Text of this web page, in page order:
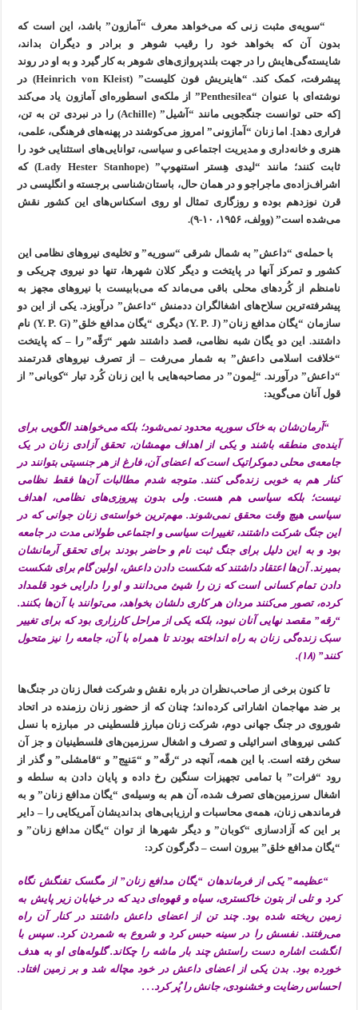
“سویه‌ی مثبت زنی که می‌خواهد معرف “آمازون” باشد، این است که
بدون آن که بخواهد خود را رقیب شوهر و برادر و دیگران بداند،
شایسته‌گی‌‌هایش را در جهت بلندپروازی‌های شوهر به کار گیرد و به او در روند
پیشرفت، کمک کند. “هاینریش فون کلیست” (Heinrich von Kleist) در
نوشته‌ای با عنوان “Penthesilea” از ملکه‌ی اسطوره‌ای آمازون یاد می‌کند
[که حتی توانست جنگجویی مانند “آشیل” (Achille) را در نبردی تن به تن،
فراری دهد]. اما زنان “آمازونی” امروز می‌کوشند در پهنه‌های فرهنگی، علمی،
هنری و خانه‌داری و مدیریت اجتماعی و سیاسی، توانایی‌های استثنایی خود را
ثابت کنند؛ مانند “لیدی هِستر استنهوپ” (Lady Hester Stanhope) که
اشراف‌زاده‌ی ماجراجو و در همان حال، باستان‌شناسی برجسته و انگلیسی در
قرن نوزدهم بوده و روزگاری تمثال او روی اسکناس‌های این کشور نقش
می‌شده است” (وولف، ۱۹۵۶، ۱۰-۹).
با حمله‌ی “داعش” به شمال شرقی “سوریه” و تخلیه‌ی نیروهای نظامی این
کشور و تمرکز آنها در پایتخت و دیگر کلان شهرها، تنها دو نیروی چریکی و
نامنظم از کُردهای محلی باقی می‌ماند که می‌بابیست با نیروهای مجهز به
پیشرفته‌ترین سلاح‌های اشغالگران ددمنش “داعش” درآویزد. یکی از این دو
سازمان “یگان‌ مدافع زنان” (Y. P. J) دیگری “یگان‌ مدافع خلق” (Y. P. G) نام
داشتند. این دو یگان شبه نظامی، قصد داشتند شهر “رَقّه” را – که پایتخت
“خلافت اسلامی داعش” به شمار می‌رفت – از تصرف نیروهای قدرتمند
“داعش” درآورند. “لِمون” در مصاحبه‌هایی با این زنان کُرد تبار “کوبانی” از
قول آنان می‌گوید:
“آرمان‌شان به خاک سوریه محدود نمی‌شود؛ بلکه می‌خواهند الگویی برای
آینده‌ی منطقه باشند و یکی از اهداف مهمشان، تحقق آزادی زنان در یک
جامعه‌ی محلی دموکراتیک است که اعضای آن، فارغ از هر جنسیتی بتوانند در
کنار هم به خوبی زنده‌گی کنند. متوجه شدم مطالبات آن‌ها فقط نظامی
نیست؛ بلکه سیاسی هم هست. ولی بدون پیروزی‌های نظامی، اهداف
سیاسی هیچ وقت محقق نمی‌شوند. مهم‌ترین خواسته‌ی زنان جوانی که در
این جنگ شرکت داشتند، تغییرات سیاسی و اجتماعی طولانی مدت در جامعه
بود و به این دلیل برای جنگ ثبت نام و حاضر بودند برای تحقق آرمانشان
بمیرند. آن‌ها اعتقاد داشتند که شکست دادن داعش، اولین گام برای شکست
دادن تمام کسانی است که زن را شیئ می‌دانند و او را دارایی خود قلمداد
کرده، تصور می‌کنند مردان هر کاری دلشان بخواهد، می‌توانند با آن‌ها بکنند.
“رقه” مقصد نهایی آنان نبود، بلکه یکی از مراحل کارزاری بود که برای تغییر
سبک زنده‌گی زنان به راه انداخته بودند تا همراه با آن، جامعه را نیز متحول
کنند” (۱۸).
تا کنون برخی از صاحب‌نظران در باره نقش و شرکت فعال زنان در جنگ‌ها
بر ضد مهاجمان اشاراتی کرده‌اند؛ چنان که از حضور زنان رزمنده در اتحاد
شوروی در جنگ جهانی دوم، شرکت زنان مبارز فلسطینی در مبارزه با نسل
کشی نیروهای اسرائیلی و تصرف و اشغال سرزمین‌های فلسطینیان و جز آن
سخن رفته است. با این همه، آنچه در “رقّه” و “مَنبِج” و “قامشلی” و گذر از
رود “فرات” با تمامی تجهیزات سنگین رخ داده و پایان دادن به سلطه و
اشغال سرزمین‌های تصرف شده، آن هم به وسیله‌ی “یگان مدافع زنان” و به
فرماندهی زنان، همه‌ی محاسبات و ارزیابی‌های بداندیشان آمریکایی را – دایر
بر این که آزاد‌سازی “کوبان” و دیگر شهرها از توان “یگان مدافع زنان” و
“یگان مدافع خلق” بیرون است – دگرگون کرد:
“عظیمه” یکی از فرماندهان “یگان مدافع زنان” از مگسک تفنگش نگاه
کرد و تلی از بتون خاکستری، سیاه و قهوه‌ای دید که در خیابان زیر پایش به
زمین ریخته شده بود. چند تن از اعضای داعش داشتند در کنار آن راه
می‌رفتند. نفسش را در سینه حبس کرد و شروع به شمردن کرد. سپس با
انگشت اشاره‌ دست راستش چند بار ماشه را چکاند. گلوله‌های او به هدف
خورده بود. بدن یکی از اعضای داعش در خود مچاله شد و بر زمین افتاد.
احساس رضایت و خشنودی، جانش را پُر کرد. . .